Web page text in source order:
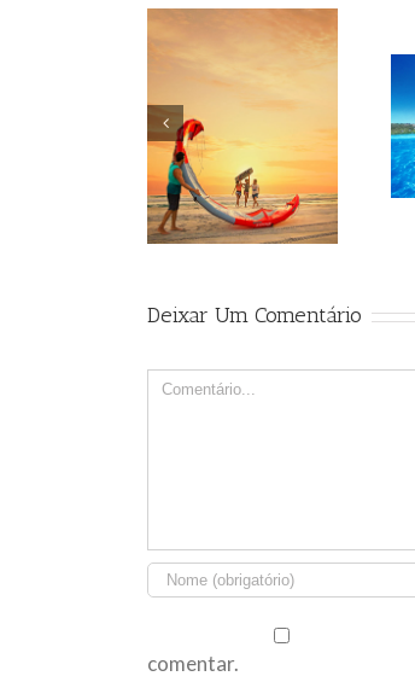
Beagle
Deixar Um Comentário
Comment
comentar.